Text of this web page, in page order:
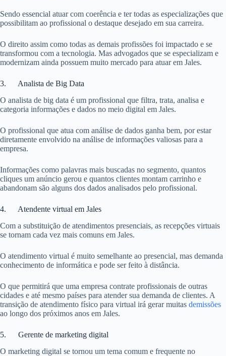
Sendo essencial atuar com coerência e ter todas as especializações que
possibilitam ao profissional o destaque desejado em sua carreira.
O direito assim como todas as demais profissões foi impactado e se
transformou com a tecnologia. Mas advogados que se especializam e
modernizam ainda possuem muito mercado para atuar em Jales.
3. Analista de Big Data
O analista de big data é um profissional que filtra, trata, analisa e
categoria informações e dados no meio digital em Jales.
O profissional que atua com análise de dados ganha bem, por estar
diretamente envolvido na análise de informações valiosas para a
empresa.
Informações como palavras mais buscadas no segmento, quantos
cliques um anúncio gerou e quantos clientes montam carrinho e
abandonam são alguns dos dados analisados pelo profissional.
4. Atendente virtual em Jales
Com a substituição de atendimentos presenciais, as recepções virtuais
se tornam cada vez mais comuns em Jales.
O atendimento virtual é muito semelhante ao presencial, mas demanda
conhecimento de informática e pode ser feito à distância.
O que permitirá que uma empresa contrate profissionais de outras
cidades e até mesmo países para atender sua demanda de clientes. A
transição de atendimento físico para virtual irá gerar muitas demissões
ao longo dos próximos anos em Jales.
5. Gerente de marketing digital
O marketing digital se tornou um tema comum e frequente no